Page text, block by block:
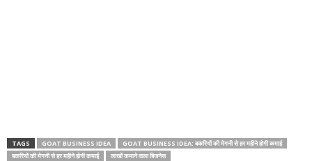
TAGS GOAT BUSINESS IDEA
GOAT BUSINESS IDEA: बकरियों की मेगनी से हर महीने होगी कमाई
बकरियों की मेगनी से हर महीने होगी कमाई
लाखों कमाने वाला बिजनेस